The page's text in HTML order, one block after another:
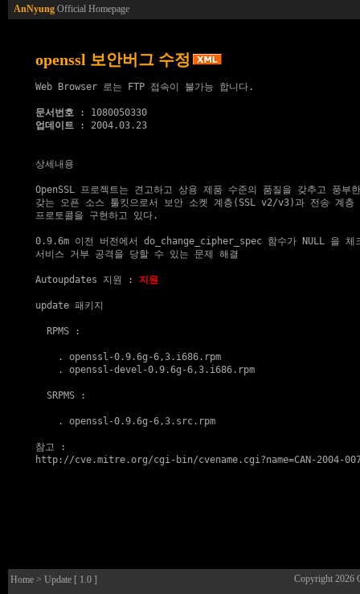
AnNyung Official Homepage
openssl 보안버그 수정
Web Browser 로는 FTP 접속이 불가능 합니다.
문서번호
업데이트 : 2004.03.23
상세내용
OpenSSL 프로젝트는 견고하고 상용 제품 수준의 품질을 갖추고 풍부
갖는 오픈 소스 툴킷으로서 보안 소켓 계층(SSL v2/v3)과 전송 계
프로토콜을 구현하고 있다.
0.9.6m 이전 버전에서 do_change_cipher_spec 함수가 NULL 을 체
서비스 거부 공격을 당할 수 있는 문제 해결
Autoupdates 지원 : 지원
update 패키지
  RPMS :
    .
openssl-0.9.6g-6,3.i686.rpm
    .
openssl-devel-0.9.6g-6,3.i686.rpm
  SRPMS :
    .
openssl-0.9.6g-6,3.src.rpm
참고
http://cve.mitre.org/cgi-bin/cvename.cgi?name=CAN-2004-
Home > Update [ 1.0 ] Copyright 2026